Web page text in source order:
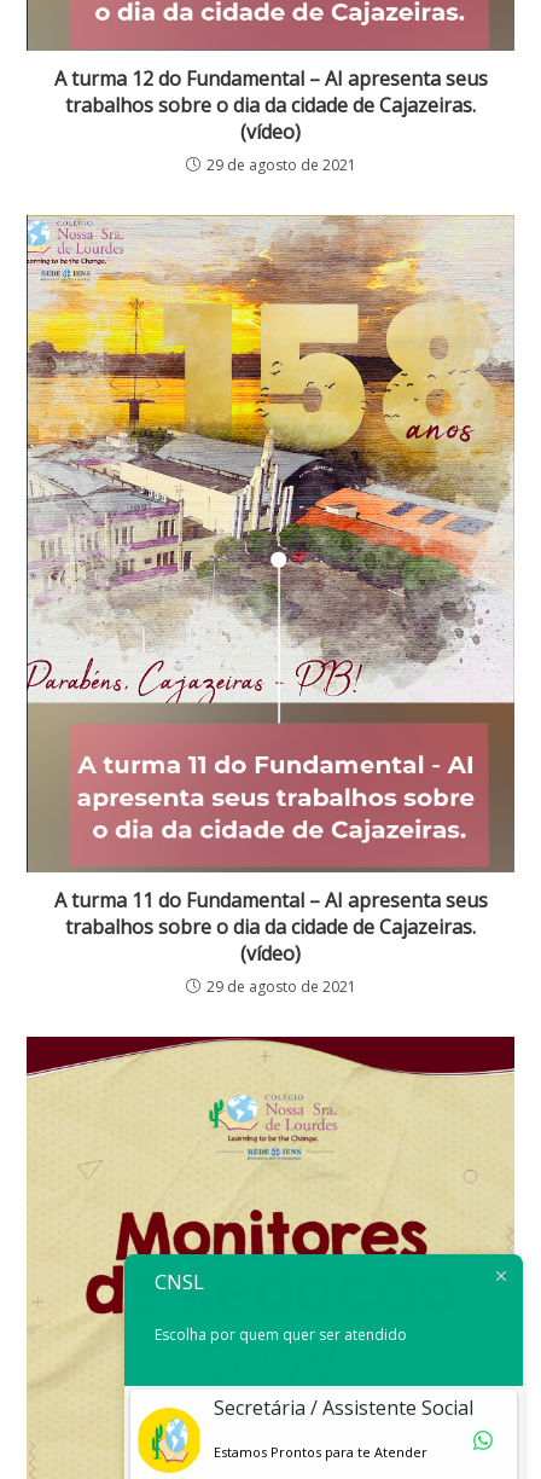
A turma 12 do Fundamental – AI apresenta seus
trabalhos sobre o dia da cidade de Cajazeiras.
(vídeo)
29 de agosto de 2021
A turma 11 do Fundamental – AI apresenta seus
trabalhos sobre o dia da cidade de Cajazeiras.
(vídeo)
29 de agosto de 2021
CNSL
Escolha por quem quer ser atendido
Secretária / Assistente Social
Estamos Prontos para te Atender